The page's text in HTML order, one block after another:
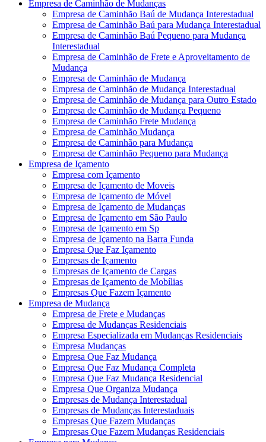
Empresa de Caminhão de Mudanças
Empresa de Caminhão Baú de Mudança Interestadual
Empresa de Caminhão Baú para Mudança Interestadual
Empresa de Caminhão Baú Pequeno para Mudança
Interestadual
Empresa de Caminhão de Frete e Aproveitamento de
Mudança
Empresa de Caminhão de Mudança
Empresa de Caminhão de Mudança Interestadual
Empresa de Caminhão de Mudança para Outro Estado
Empresa de Caminhão de Mudança Pequeno
Empresa de Caminhão Frete Mudança
Empresa de Caminhão Mudança
Empresa de Caminhão para Mudança
Empresa de Caminhão Pequeno para Mudança
Empresa de Içamento
Empresa com Içamento
Empresa de Içamento de Moveis
Empresa de Içamento de Móvel
Empresa de Içamento de Mudanças
Empresa de Içamento em São Paulo
Empresa de Içamento em Sp
Empresa de Içamento na Barra Funda
Empresa Que Faz Içamento
Empresas de Içamento
Empresas de Içamento de Cargas
Empresas de Içamento de Mobílias
Empresas Que Fazem Içamento
Empresa de Mudança
Empresa de Frete e Mudanças
Empresa de Mudanças Residenciais
Empresa Especializada em Mudanças Residenciais
Empresa Mudanças
Empresa Que Faz Mudança
Empresa Que Faz Mudança Completa
Empresa Que Faz Mudança Residencial
Empresa Que Organiza Mudança
Empresas de Mudança Interestadual
Empresas de Mudanças Interestaduais
Empresas Que Fazem Mudanças
Empresas Que Fazem Mudanças Residenciais